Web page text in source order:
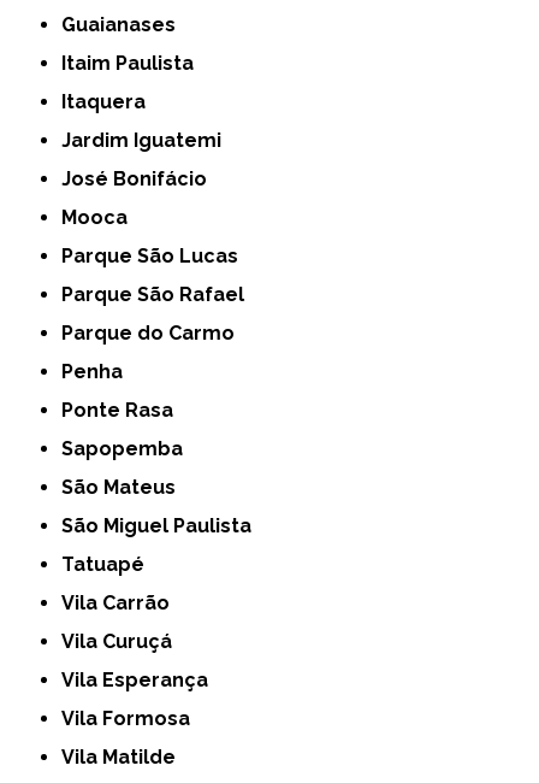
Guaianases
Itaim Paulista
Itaquera
Jardim Iguatemi
José Bonifácio
Mooca
Parque São Lucas
Parque São Rafael
Parque do Carmo
Penha
Ponte Rasa
Sapopemba
São Mateus
São Miguel Paulista
Tatuapé
Vila Carrão
Vila Curuçá
Vila Esperança
Vila Formosa
Vila Matilde